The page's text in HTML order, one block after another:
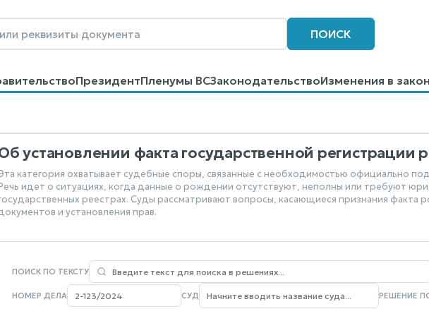
ПОИСК
ПрезидентПленумы ВСЗаконодательствоИзменения в
КонтактыПомощьПоиск
установлении факта государственной регистрации
категория охватывает судебные споры, связанные с необходимостью официально
идет о ситуациях, когда данные о рождении отсутствуют, неполны или требуют
реестрах. Суды рассматривают вопросы, касающиеся признания
и установления прав.
ПОИСК ПО ТЕКСТУ
НОМЕР ДЕЛА СУД РЕШЕНИЕ